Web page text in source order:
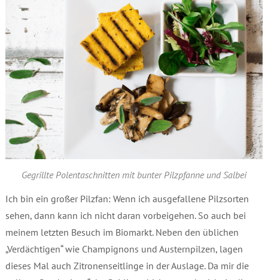
Gegrillte Polentaschnitten mit bunter Pilzpfanne und Salbei
Ich bin ein großer Pilzfan: Wenn ich ausgefallene Pilzsorten
sehen, dann kann ich nicht daran vorbeigehen. So auch bei
meinem letzten Besuch im Biomarkt. Neben den üblichen
„Verdächtigen“ wie Champignons und Austernpilzen, lagen
dieses Mal auch Zitronenseitlinge in der Auslage. Da mir die